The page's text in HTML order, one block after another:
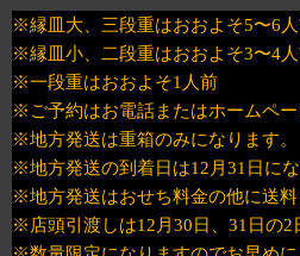
※縁皿大、三段重はおおよそ5〜6
※縁皿小、二段重はおおよそ3〜4
※一段重はおおよそ1人前
※ご予約はお電話またはホームペー
※地方発送は重箱のみになります。
※地方発送の到着日は12月31日にな
※地方発送はおせち料金の他に送料
※店頭引渡しは12月30日、31日の2